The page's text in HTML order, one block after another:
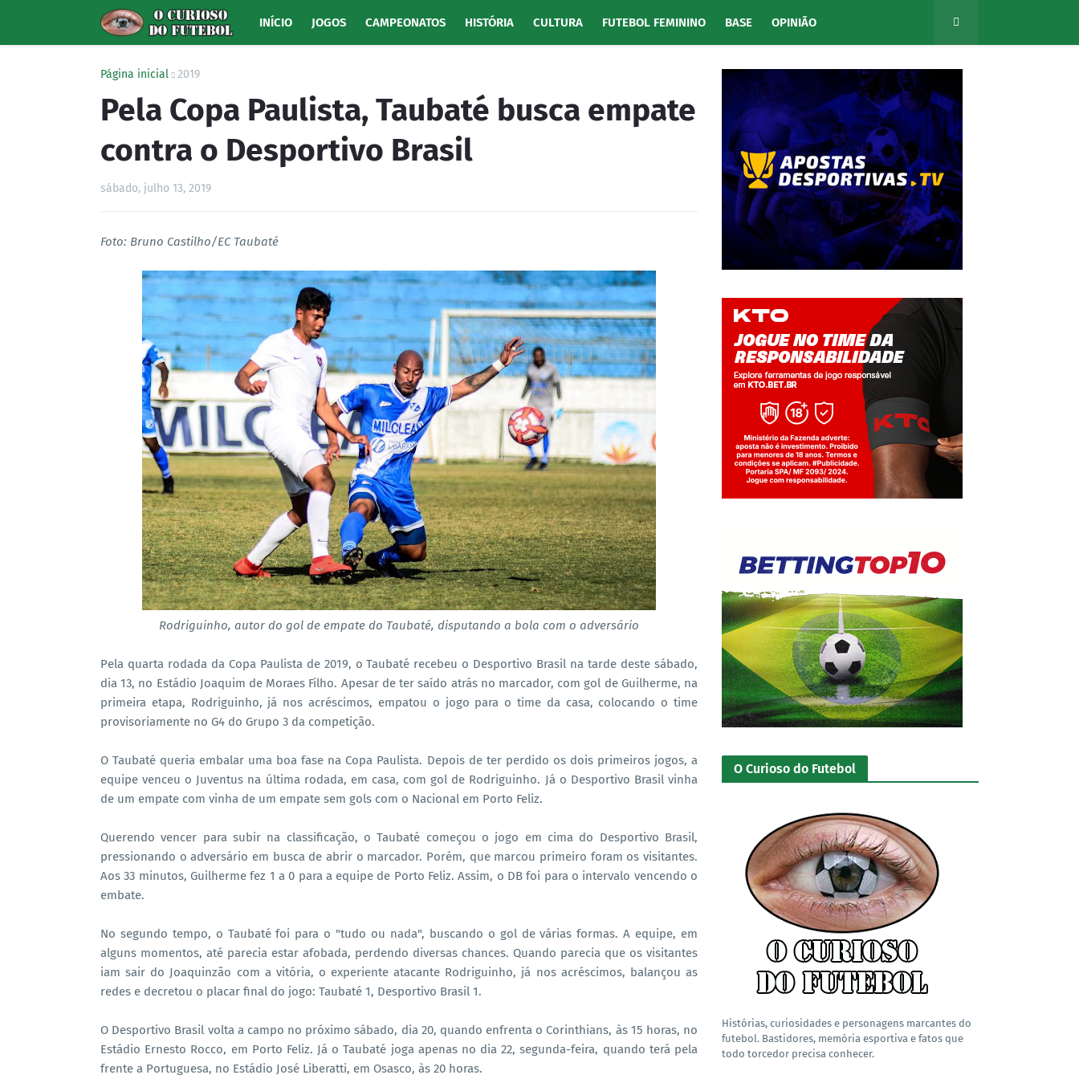
INÍCIO JOGOS CAMPEONATOS HISTÓRIA CULTURA FUTEBOL FEMININO BASE OPINIÃO
Página inicial 2019
Pela Copa Paulista, Taubaté busca empate
contra o Desportivo Brasil
sábado, julho 13, 2019
Foto: Bruno Castilho/EC Taubaté
Rodriguinho, autor do gol de empate do Taubaté, disputando a bola com o adversário
Pela quarta rodada da Copa Paulista de 2019, o Taubaté recebeu o Desportivo Brasil na tarde deste sábado,
dia 13, no Estádio Joaquim de Moraes Filho. Apesar de ter saído atrás no marcador, com gol de Guilherme, na
primeira etapa, Rodriguinho, já nos acréscimos, empatou o jogo para o time da casa, colocando o time
provisoriamente no G4 do Grupo 3 da competição.
O Taubaté queria embalar uma boa fase na Copa Paulista. Depois de ter perdido os dois primeiros jogos, a
equipe venceu o Juventus na última rodada, em casa, com gol de Rodriguinho. Já o Desportivo Brasil vinha
de um empate com vinha de um empate sem gols com o Nacional em Porto Feliz.
Querendo vencer para subir na classificação, o Taubaté começou o jogo em cima do Desportivo Brasil,
pressionando o adversário em busca de abrir o marcador. Porém, que marcou primeiro foram os visitantes.
Aos 33 minutos, Guilherme fez 1 a 0 para a equipe de Porto Feliz. Assim, o DB foi para o intervalo vencendo o
embate.
No segundo tempo, o Taubaté foi para o "tudo ou nada", buscando o gol de várias formas. A equipe, em
alguns momentos, até parecia estar afobada, perdendo diversas chances. Quando parecia que os visitantes
iam sair do Joaquinzão com a vitória, o experiente atacante Rodriguinho, já nos acréscimos, balançou as
redes e decretou o placar final do jogo: Taubaté 1, Desportivo Brasil 1.
O Desportivo Brasil volta a campo no próximo sábado, dia 20, quando enfrenta o Corinthians, às 15 horas, no
Estádio Ernesto Rocco, em Porto Feliz. Já o Taubaté joga apenas no dia 22, segunda-feira, quando terá pela
frente a Portuguesa, no Estádio José Liberatti, em Osasco, às 20 horas.
Jogue com responsabilidade. 18+
O Curioso do Futebol
Histórias, curiosidades e personagens marcantes do
futebol. Bastidores, memória esportiva e fatos que
todo torcedor precisa conhecer.